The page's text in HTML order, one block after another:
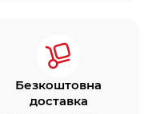
Безкоштовна
доставка